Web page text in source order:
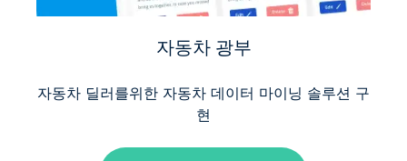
자동차 광부
자동차 딜러를위한 자동차 데이터 마이닝 솔루션 구
현